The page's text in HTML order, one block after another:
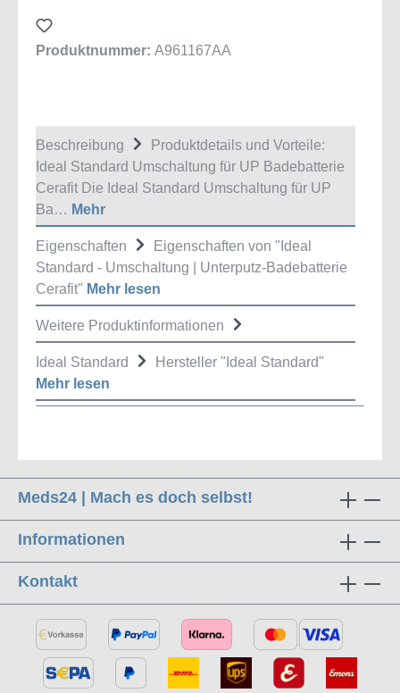
Produktnummer: A961167AA
Beschreibung
Produktdetails und Vorteile:
Ideal Standard Umschaltung für UP Badebatterie
Cerafit Die Ideal Standard Umschaltung für UP
Ba… Mehr
Eigenschaften
Eigenschaften von "Ideal
Standard - Umschaltung | Unterputz-Badebatterie
Cerafit" Mehr lesen
Weitere Produktinformationen
Ideal Standard
Hersteller "Ideal Standard"
Mehr lesen
Meds24 | Mach es doch selbst!
Informationen
Kontakt